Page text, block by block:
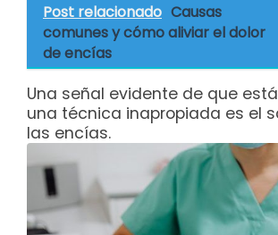
Post relacionado Causas
comunes y cómo aliviar el dolor
de encías
Una señal evidente de que
una técnica inapropiada es el
las encías.